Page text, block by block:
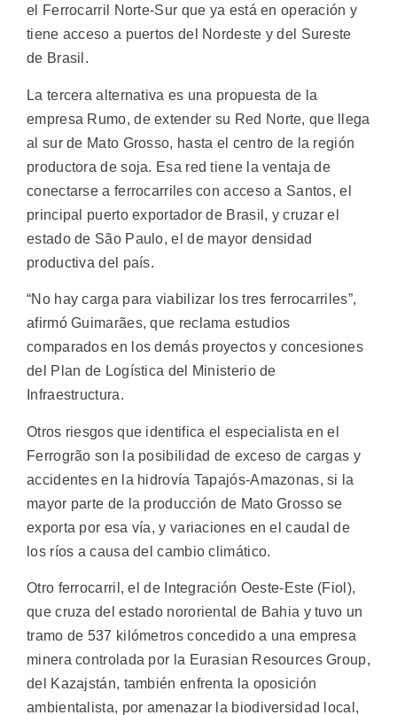
el Ferrocarril Norte-Sur que ya está en operación y
tiene acceso a puertos del Nordeste y del Sureste
de Brasil.
La tercera alternativa es una propuesta de la
empresa Rumo, de extender su Red Norte, que llega
al sur de Mato Grosso, hasta el centro de la región
productora de soja. Esa red tiene la ventaja de
conectarse a ferrocarriles con acceso a Santos, el
principal puerto exportador de Brasil, y cruzar el
estado de São Paulo, el de mayor densidad
productiva del país.
“No hay carga para viabilizar los tres ferrocarriles”,
afirmó Guimarães, que reclama estudios
comparados en los demás proyectos y concesiones
del Plan de Logística del Ministerio de
Infraestructura.
Otros riesgos que identifica el especialista en el
Ferrogrão son la posibilidad de exceso de cargas y
accidentes en la hidrovía Tapajós-Amazonas, si la
mayor parte de la producción de Mato Grosso se
exporta por esa vía, y variaciones en el caudal de
los ríos a causa del cambio climático.
Otro ferrocarril, el de Integración Oeste-Este (Fiol),
que cruza del estado nororiental de Bahia y tuvo un
tramo de 537 kilómetros concedido a una empresa
minera controlada por la Eurasian Resources Group,
del Kazajstán, también enfrenta la oposición
ambientalista, por amenazar la biodiversidad local,